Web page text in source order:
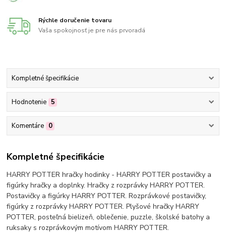
Rýchle doručenie tovaru
Vaša spokojnosť je pre nás prvoradá
Kompletné špecifikácie
Hodnotenie 5
Komentáre 0
Kompletné špecifikácie
HARRY POTTER hračky hodinky - HARRY POTTER postavičky a
figúrky hračky a doplnky. Hračky z rozprávky HARRY POTTER.
Postavičky a figúrky HARRY POTTER. Rozprávkové postavičky,
figúrky z rozprávky HARRY POTTER. Plyšové hračky HARRY
POTTER, posteľná bielizeň, oblečenie, puzzle, školské batohy a
ruksaky s rozprávkovým motívom HARRY POTTER.